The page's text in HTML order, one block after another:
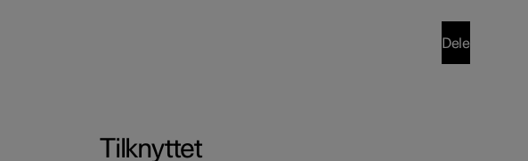
Dele
Tilknyttet